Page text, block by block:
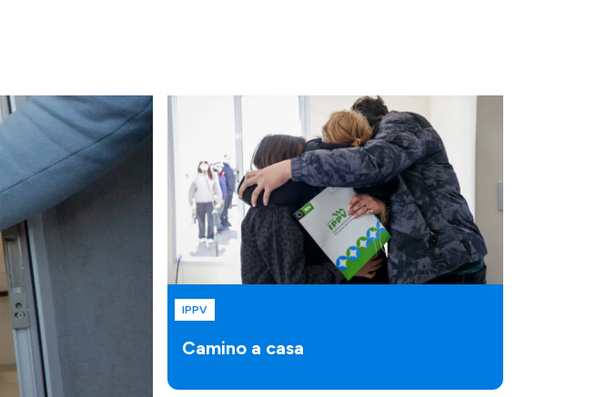
Camino a casa
IPPV